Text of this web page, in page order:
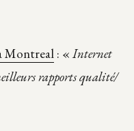
Montreal: «Internet
rapports qualité/